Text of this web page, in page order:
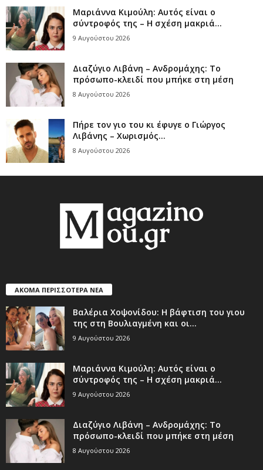
Μαριάννα Κιμούλη: Αυτός είναι ο
σύντροφός της – Η σχέση μακριά...
9 Αυγούστου 2026
Διαζύγιο Λιβάνη – Ανδρομάχης: Το
πρόσωπο-κλειδί που μπήκε στη μέση
8 Αυγούστου 2026
Πήρε τον γιο του κι έφυγε ο Γιώργος
Λιβάνης – Χωρισμός...
8 Αυγούστου 2026
ΑΚΟΜΑ ΠΕΡΙΣΣΟΤΕΡΑ ΝΕΑ
Βαλέρια Χοψονίδου: Η βάφτιση του γιου
της στη Βουλιαγμένη και οι...
9 Αυγούστου 2026
Μαριάννα Κιμούλη: Αυτός είναι ο
σύντροφός της – Η σχέση μακριά...
9 Αυγούστου 2026
Διαζύγιο Λιβάνη – Ανδρομάχης: Το
πρόσωπο-κλειδί που μπήκε στη μέση
8 Αυγούστου 2026